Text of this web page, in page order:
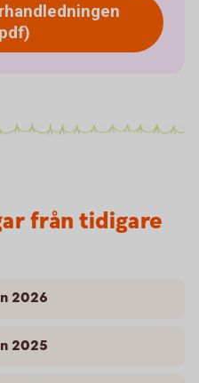
från tidigare
2026
2025